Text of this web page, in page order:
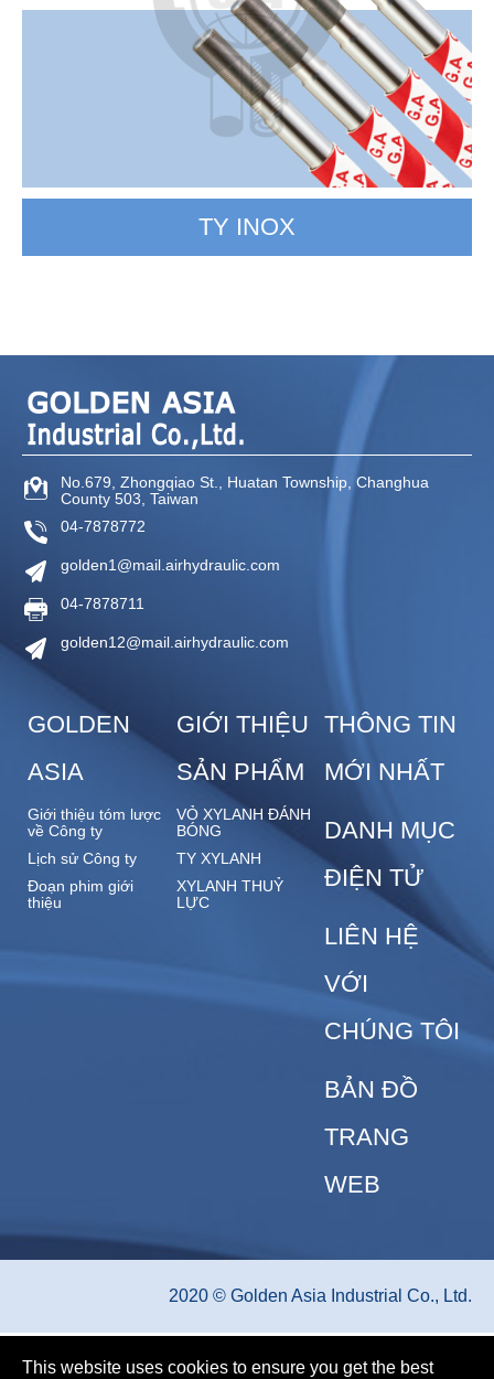
TY INOX
No.679, Zhongqiao St., Huatan Township, Changhua
County 503, Taiwan
04-7878772
golden1@mail.airhydraulic.com
04-7878711
golden12@mail.airhydraulic.com
GOLDEN
ASIA
Giới thiệu tóm lược
về Công ty
Lịch sử Công ty
Đoạn phim giới
thiệu
GIỚI THIỆU
SẢN PHẨM
VỎ XYLANH ĐÁNH
BÓNG
TY XYLANH
XYLANH THUỶ
LỰC
THÔNG TIN
MỚI NHẤT
DANH MỤC
ĐIỆN TỬ
LIÊN HỆ
VỚI
CHÚNG TÔI
BẢN ĐỒ
TRANG
WEB
2020 © Golden Asia Industrial Co., Ltd.
This website uses cookies to ensure you get the best